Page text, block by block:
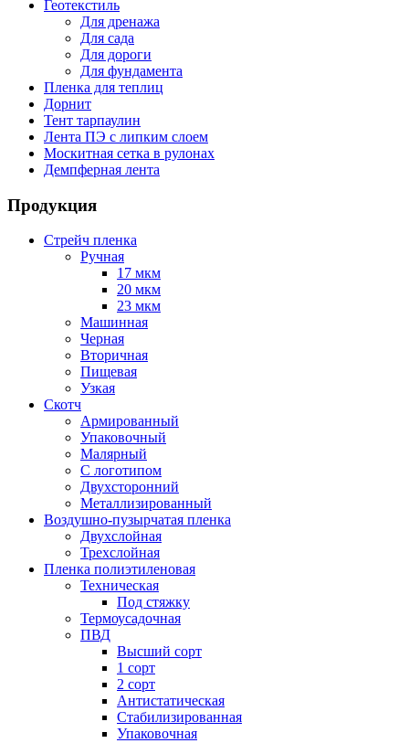
Геотекстиль
Для дренажа
Для сада
Для дороги
Для фундамента
Пленка для теплиц
Дорнит
Тент тарпаулин
Лента ПЭ с липким слоем
Москитная сетка в рулонах
Демпферная лента
Продукция
Стрейч пленка
Ручная
17 мкм
20 мкм
23 мкм
Машинная
Черная
Вторичная
Пищевая
Узкая
Скотч
Армированный
Упаковочный
Малярный
С логотипом
Двухсторонний
Металлизированный
Воздушно-пузырчатая пленка
Двухслойная
Трехслойная
Пленка полиэтиленовая
Техническая
Под стяжку
Термоусадочная
ПВД
Высший сорт
1 сорт
2 сорт
Антистатическая
Стабилизированная
Упаковочная